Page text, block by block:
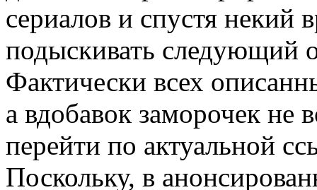
сериалов и спустя некий
подыскивать следующий
Фактически всех
а вдобавок заморочек не
перейти по актуальной
Поскольку, в